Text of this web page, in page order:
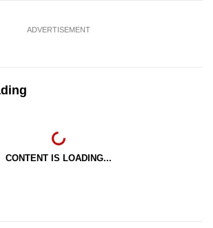
ADVERTISEMENT
CONTENT IS LOADING...